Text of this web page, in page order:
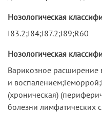
Нозологическая
I83.2;I84;I87.2;I89;R60
Нозологическая
Варикозное расширение
и
(хроническая)
болезни лимфатических